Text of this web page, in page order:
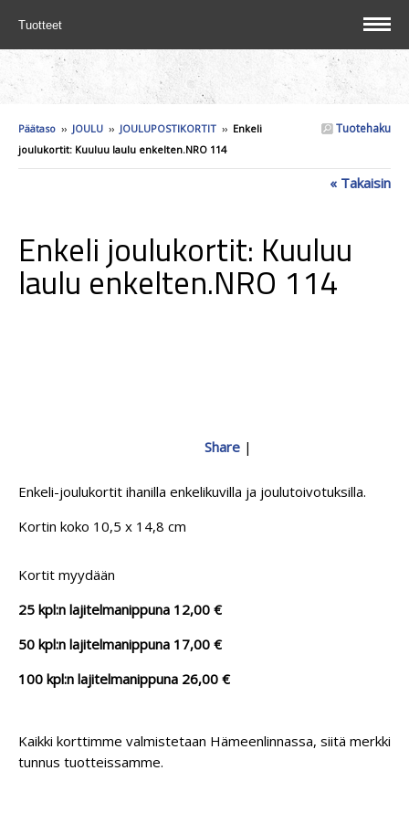
Tuotteet
Tuotehaku
Päätaso ›› JOULU ›› JOULUPOSTIKORTIT ›› Enkeli
joulukortit: Kuuluu laulu enkelten.NRO 114
« Takaisin
Enkeli joulukortit: Kuuluu
laulu enkelten.NRO 114
Share |
Enkeli-joulukortit ihanilla enkelikuvilla ja joulutoivotuksilla.
Kortin koko 10,5 x 14,8 cm
Kortit myydään
25 kpl:n lajitelmanippuna 12,00 €
50 kpl:n lajitelmanippuna 17,00 €
100 kpl:n lajitelmanippuna 26,00 €
Kaikki korttimme valmistetaan Hämeenlinnassa, siitä merkkinä
tunnus tuotteissamme.